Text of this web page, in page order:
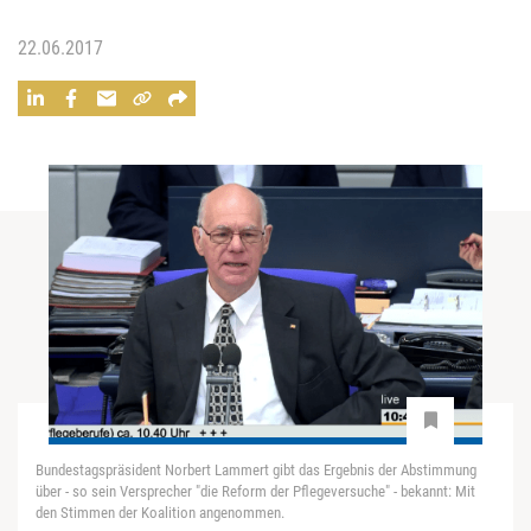
22.06.2017
Bundestagspräsident Norbert Lammert gibt das Ergebnis der Abstimmung
über - so sein Versprecher "die Reform der Pflegeversuche" - bekannt: Mit
den Stimmen der Koalition angenommen.